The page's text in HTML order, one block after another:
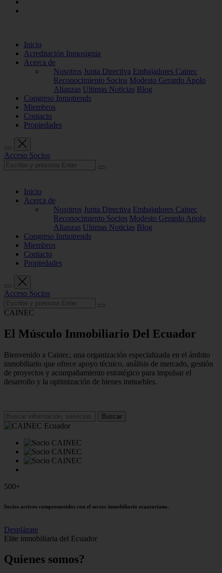
Inicio
Acreditación Inmosignia
Acerca de
Nosotros Junta Directiva Embajadores Cainec
Reconocimiento Socios Modesto Gerardo Apolo
Alianzas Ultimas Noticias Blog
Congreso Inmotrends
Miembros
Contacto
Propiedades
Acceso Socios
Inicio
Acerca de
Nosotros Junta Directiva Embajadores Cainec
Reconocimiento Socios Modesto Gerardo Apolo
Alianzas Ultimas Noticias Blog
Congreso Inmotrends
Miembros
Contacto
Propiedades
Acceso Socios
CAINEC
El Músculo Inmobiliario Del Ecuador
Bienvenido a Cainec, una organización especializada en el ámbito
inmobiliario que ofrece apoyo técnico, análisis de mercado, gestión
de proyectos y acompañamiento estratégico para impulsar el
desarrollo y la optimización de bienes inmuebles.
Buscar
500+
Socios activos comprometidos con el sector inmobiliario ecuatoriano.
Desplázate
Elite inmobiliaria del Ecuador
Quienes somos?